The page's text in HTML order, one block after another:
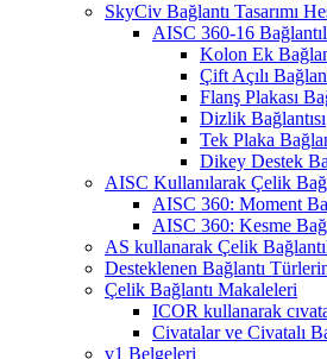
SkyCiv Bağlantı Tasarımı
AISC 360-16
Kolon Ek
Çift Açılı
Flanş Plakası
Dizlik Bağlantısı
Tek Plaka
Dikey Destek
AISC Kullanılarak Çelik
AISC 360: Moment
AISC 360: Kesme
AS kullanarak Çelik
Desteklenen Bağlantı
Çelik Bağlantı Makaleleri
ICOR kullanarak
Civatalar ve Civatalı
v1 Belgeleri